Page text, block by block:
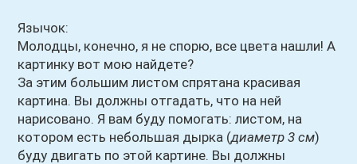
Язычок:
Молодцы, конечно, я не спорю, все цвета нашли! А
картинку вот мою найдете?
За этим большим листом спрятана красивая
картина. Вы должны отгадать, что на ней
нарисовано. Я вам буду помогать: листом, на
котором есть небольшая дырка (диаметр 3 см)
буду двигать по этой картине. Вы должны